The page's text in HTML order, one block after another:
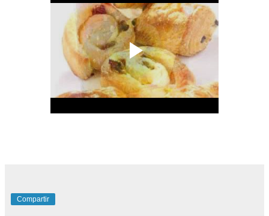
Compartir